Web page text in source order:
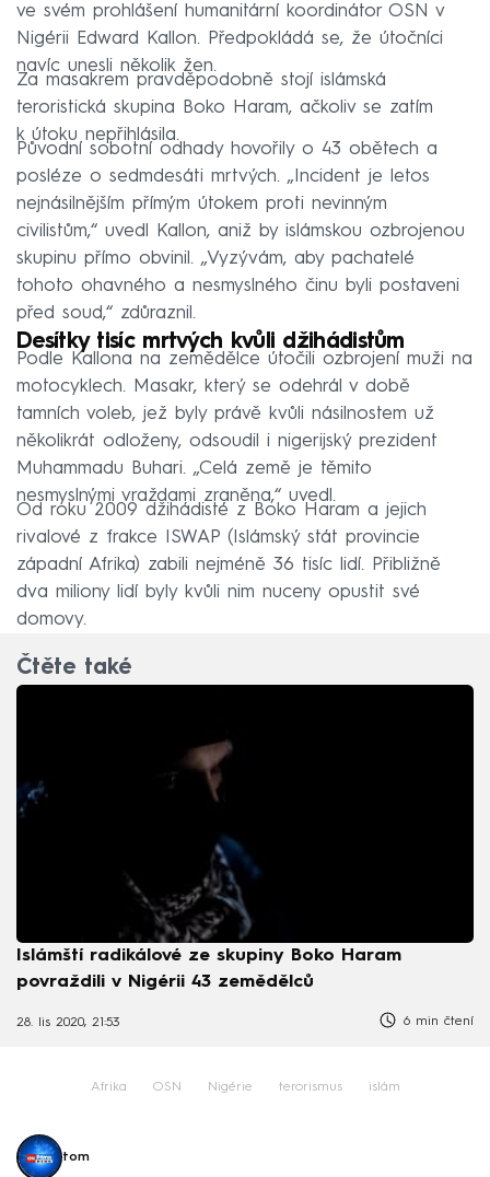
ve svém prohlášení humanitární koordinátor OSN v
Nigérii Edward Kallon. Předpokládá se, že útočníci
navíc unesli několik žen.
Za masakrem pravděpodobně stojí islámská
teroristická skupina Boko Haram, ačkoliv se zatím
k útoku nepřihlásila.
Původní sobotní odhady hovořily o 43 obětech a
posléze o sedmdesáti mrtvých. „Incident je letos
nejnásilnějším přímým útokem proti nevinným
civilistům,“ uvedl Kallon, aniž by islámskou ozbrojenou
skupinu přímo obvinil. „Vyzývám, aby pachatelé
tohoto ohavného a nesmyslného činu byli postaveni
před soud,“ zdůraznil.
Desítky tisíc mrtvých kvůli džihádistům
Podle Kallona na zemědělce útočili ozbrojení muži na
motocyklech. Masakr, který se odehrál v době
tamních voleb, jež byly právě kvůli násilnostem už
několikrát odloženy, odsoudil i nigerijský prezident
Muhammadu Buhari. „Celá země je těmito
nesmyslnými vraždami zraněna,“ uvedl.
Od roku 2009 džihádisté z Boko Haram a jejich
rivalové z frakce ISWAP (Islámský stát provincie
západní Afrika) zabili nejméně 36 tisíc lidí. Přibližně
dva miliony lidí byly kvůli nim nuceny opustit své
domovy.
Čtěte také
Islámští radikálové ze skupiny Boko Haram
povraždili v Nigérii 43 zemědělců
28. lis 2020, 21:53 6 min čtení
Afrika OSN Nigérie terorismus islám
tom